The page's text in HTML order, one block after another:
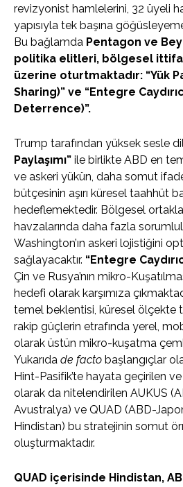
revizyonist hamlelerini, 32 üyeli
yapısıyla tek başına
Bu bağlamda Pentagon ve
politika elitleri, bölgesel
üzerine oturtmaktadır: “Yük
Sharing)” ve “Entegre
Deterrence)”.
Trump tarafından yüksek sesle
Paylaşımı” ile birlikte ABD en
ve askeri yükün, daha somut
bütçesinin aşırı küresel taahhüt
hedeflemektedir. Bölgesel
havzalarında daha fazla
Washington’ın askeri lojistiğini
sağlayacaktır. “Entegre
Çin ve Rusya’nın mikro-
hedefi olarak karşımıza
temel beklentisi, küresel ölçekte
rakip güçlerin etrafında yerel,
olarak üstün mikro-kuşatma
Yukarıda de facto başlangıçlar
Hint-Pasifik’te hayata geçirilen ve
olarak da nitelendirilen AUKUS
Avustralya) ve QUAD (ABD-
Hindistan) bu stratejinin somut
oluşturmaktadır.
QUAD içerisinde Hindistan,